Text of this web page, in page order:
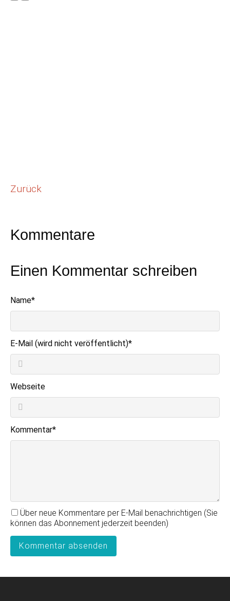
Zurück
Kommentare
Einen Kommentar schreiben
Pflichtfeld
Name*
Pflichtfeld
E-Mail (wird nicht veröffentlicht)*
Webseite
Pflichtfeld
Kommentar*
Über neue Kommentare per E-Mail benachrichtigen (Sie
können das Abonnement jederzeit beenden)
Kommentar absenden